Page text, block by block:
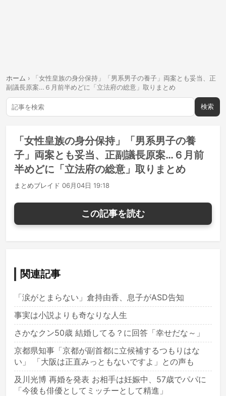
ホーム ›
「女性皇族の身分保持」「男系男子の養子」両案とも妥当、正
副議長原案…６月前半めどに「立法府の総意」取りまとめ
検索
「女性皇族の身分保持」「男系男子の養
子」両案とも妥当、正副議長原案…６月前
半めどに「立法府の総意」取りまとめ
まとめブレイド 06月04日 19:18
この記事を読む
関連記事
「涙がとまらない」倉持由香、息子がASD告知
事実は小説よりも奇なりな人生
さかなクン50歳 結婚してる？に回答「幸せだな～」
京都県知事「京都が副首都に立候補するつもりはな
い」 「大阪は正直みっともないですよ」との声も
及川光博 再婚を発表 お相手は妊娠中、57歳でパパに
「今後も俳優としてミッチーとして精進」